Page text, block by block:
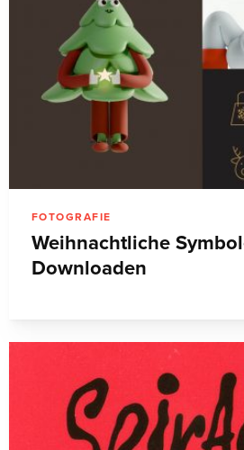
FOTOGRAFIE
Weihnachtliche
Downloaden